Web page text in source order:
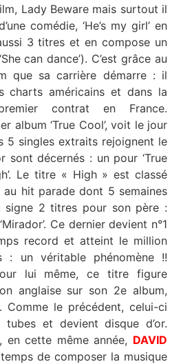
Lady Beware mais surtout il
comédie, ‘He’s my girl’ en
3 titres et en compose un
can dance’). C’est grâce au
que sa carrière démarre : il
américains et dans la
contrat en France.
album ‘True Cool’, voit le jour
5 singles extraits rejoignent le
sont décernés : un pour ‘True
Le titre « High » est classé
au hit parade dont 5 semaines
signe 2 titres pour son père :
Ce dernier devient n°1
record et atteint le million
: un véritable phénomène !!
lui même, ce titre figure
anglaise sur son 2e album,
Comme le précédent, celui-ci
et devient disque d’or.
en cette même année, DAVID
de composer la musique